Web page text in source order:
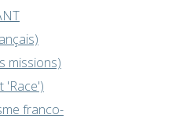
missions)
'Race')
franco-